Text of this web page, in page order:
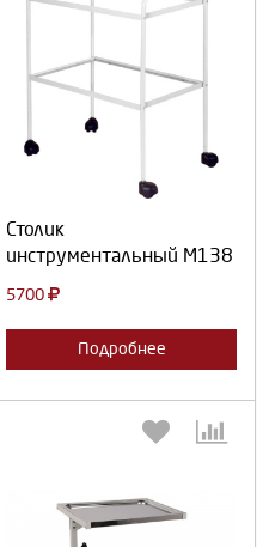
Столик
инструментальный М138
5700
Подробнее
Выберите количество: